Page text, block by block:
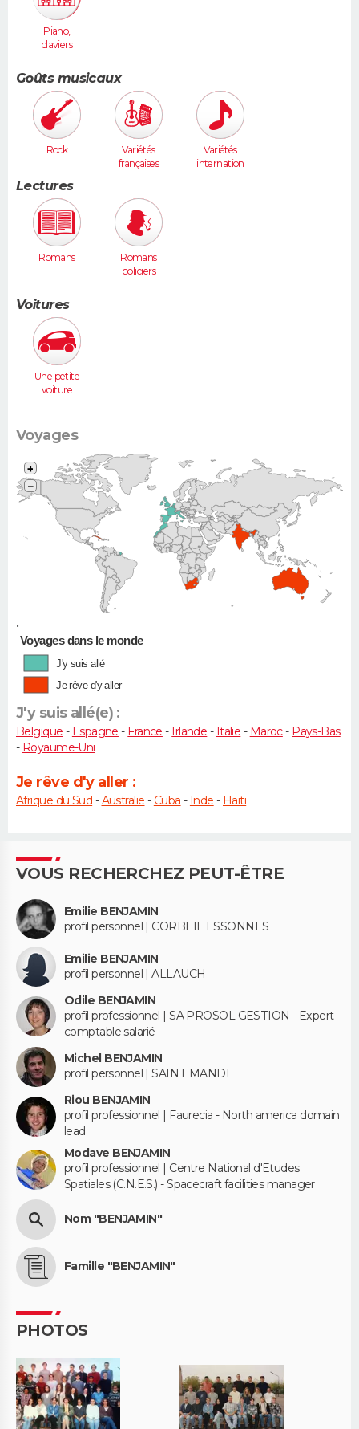
Piano,
claviers
Goûts musicaux
Rock
Variétés
françaises
Variétés
internation
Lectures
Romans
Romans
policiers
Voitures
Une petite
voiture
Voyages
•
+
−
Voyages dans le monde
J'y suis allé
Je rêve d'y aller
J'y suis allé(e) :
Belgique - Espagne - France - Irlande - Italie - Maroc- Pays-Bas
- Royaume-Uni
Je rêve d'y aller :
Afrique du Sud -Australie - Cuba - Inde - Haïti
VOUS RECHERCHEZ PEUT-ÊTRE
Emilie BENJAMIN
profil personnel | CORBEIL ESSONNES
Emilie BENJAMIN
profil personnel | ALLAUCH
Odile BENJAMIN
profil professionnel | SA PROSOL GESTION - Expert
comptable salarié
Michel BENJAMIN
profil personnel | SAINT MANDE
Riou BENJAMIN
profil professionnel | Faurecia - North america domain
lead
Modave BENJAMIN
profil professionnel | Centre National d'Etudes
Spatiales (C.N.E.S.) - Spacecraft facilities manager
Nom "BENJAMIN"
Famille "BENJAMIN"
PHOTOS